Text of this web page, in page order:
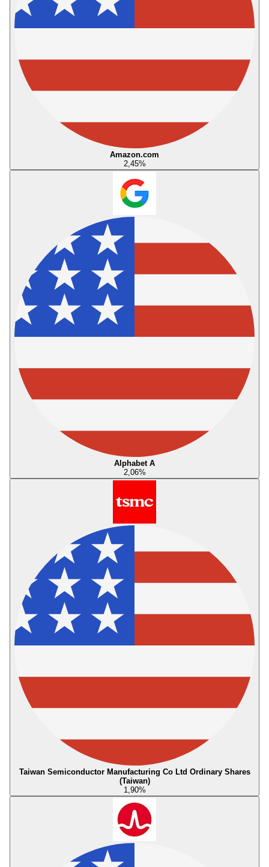
Amazon.com
2,45%
Alphabet A
2,06%
Taiwan Semiconductor Manufacturing Co Ltd Ordinary Shares
(Taiwan)
1,90%